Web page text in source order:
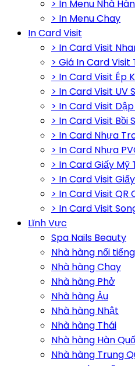
> In Menu Nhà
> In Menu Chay
In Card Visit
> In Card Visit
> Giá In Card Visit
> In Card Visit Ép
> In Card Visit UV
> In Card Visit
> In Card Visit Bồi
> In Card Nhựa
> In Card Nhựa
> In Card Giấy Mỹ
> In Card Visit
> In Card Visit QR
> In Card Visit
Lĩnh Vực
Spa Nails Beauty
Nhà hàng nổi tiếng
Nhà hàng Chay
Nhà hàng Phở
Nhà hàng Âu
Nhà hàng Nhật
Nhà hàng Thái
Nhà hàng Hàn
Nhà hàng Trung